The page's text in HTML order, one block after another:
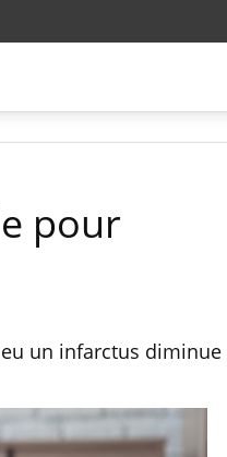
pour
un infarctus diminue